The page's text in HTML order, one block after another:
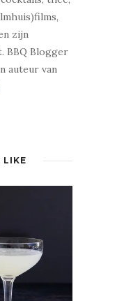
zijn
BBQ Blogger
auteur van
LIKE